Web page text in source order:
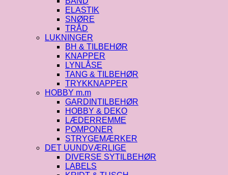
ELASTIK
SNØRE
TRÅD
LUKNINGER
BH & TILBEHØR
KNAPPER
LYNLÅSE
TANG & TILBEHØR
TRYKKNAPPER
HOBBY m.m
GARDINTILBEHØR
HOBBY & DEKO
LÆDERREMME
POMPONER
STRYGEMÆRKER
DET UUNDVÆRLIGE
DIVERSE SYTILBEHØR
LABELS